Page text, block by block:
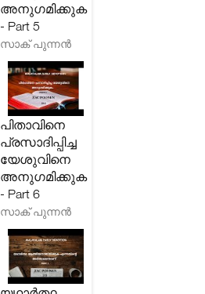
അനുഗമിക്കുക
- Part 5
സാക് പുന്നൻ
പിതാവിനെ
പ്രസാദിപ്പിച്ച
യേശുവിനെ
അനുഗമിക്കുക
- Part 6
സാക് പുന്നൻ